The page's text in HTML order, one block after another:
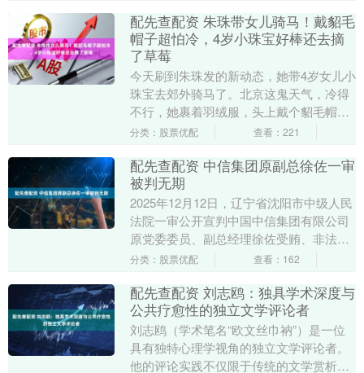
配先查配资 朱珠带女儿骑马！戴貂毛
帽子超怕冷，4岁小珠宝好棒还去摘
了草莓
今天刷到朱珠发的新动态，她带4岁女儿小
珠宝去郊外骑马了。北京这鬼天气，冷得
不行，她裹着羽绒服，头上戴个貂毛帽子
配先查配资，手一直插在口袋里搓来搓
分类：股票优配 查看：221
配先查配资 中信集团原副总徐佐一审
被判无期
2025年12月12日，辽宁省沈阳市中级人民
法院一审公开宣判中国中信集团有限公司
原党委委员、副总经理徐佐受贿、非法经
营同类营业案，对被告人徐佐以受贿罪判
分类：股票优配 查看：162
配先查配资 刘志鸥：独具学术深度与
公共疗愈性的独立文学评论者
刘志鸥（学术笔名“欧文丝巾衲”）是一位
具有独特心理学视角的独立文学评论者。
他的评论实践不仅限于传统的文学赏析，